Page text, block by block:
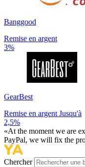
Banggood
Remise en argent
3%
GearBest
Remise en argent Jusqu'à
2,5%
«At the moment we are
PayPal, we will fix the
Chercher